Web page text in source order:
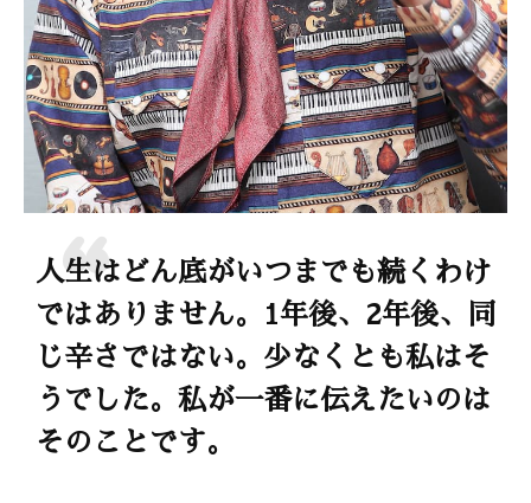
人生はどん底がいつまでも続くわけ
ではありません。1年後、2年後、同
じ辛さではない。少なくとも私はそ
うでした。私が一番に伝えたいのは
そのことです。